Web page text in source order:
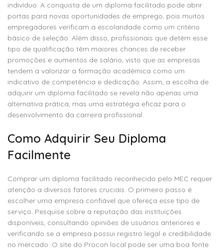
indivíduo. A conquista de um diploma facilitado pode abrir
portas para novas oportunidades de emprego, pois muitos
empregadores verificam a escolaridade como um critério
básico de seleção. Além disso, profissionais que detêm esse
tipo de qualificação têm maiores chances de receber
promoções e aumentos de salário, visto que as empresas
tendem a valorizar a formação acadêmica como um
indicativo de competência e dedicação. Assim, a escolha de
adquirir um diploma facilitado se revela não apenas uma
alternativa prática, mas uma estratégia eficaz para o
desenvolvimento da carreira profissional.
Como Adquirir Seu Diploma
Facilmente
Comprar um diploma facilitado reconhecido pelo MEC requer
atenção a diversos fatores cruciais. O primeiro passo é
escolher uma empresa confiável que ofereça esse tipo de
serviço. Pesquise sobre a reputação das instituições
disponíveis, consultando opiniões de usuários anteriores e
verificando se a empresa possui registro legal e credibilidade
no mercado. O site do Procon local pode ser uma boa fonte